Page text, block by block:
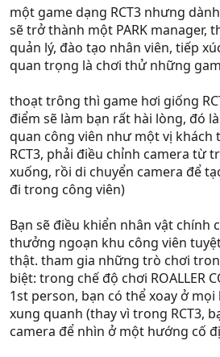
một game dạng RCT3 nhưng
sẽ trở thành một PARK manager,
quản lý, đào tạo nhân viên, tiếp
quan trọng là chơi thử những
thoạt trông thì game hơi giống
điểm sẽ làm bạn rất hài lòng, đó
quan công viên như một vị
RCT3, phải điều chỉnh camera từ
xuống, rồi di chuyển camera để
đi trong công viên)
Bạn sẽ điều khiển nhân vật chính
thưởng ngoạn khu công viên
thật. tham gia những trò chơi
biệt: trong chế độ chơi ROALLER
1st person, bạn có thể xoay ở
xung quanh (thay vì trong RCT3,
camera để nhìn ở một hướng cố